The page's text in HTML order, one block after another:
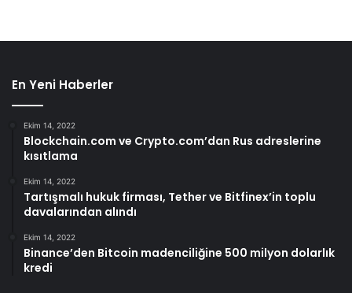
En Yeni Haberler
Ekim 14, 2022
Blockchain.com ve Crypto.com’dan Rus adreslerine
kısıtlama
Ekim 14, 2022
Tartışmalı hukuk firması, Tether ve Bitfinex’in toplu
davalarından alındı
Ekim 14, 2022
Binance’den Bitcoin madenciliğine 500 milyon dolarlık
kredi